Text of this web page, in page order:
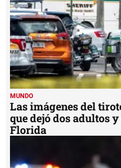
MUNDO
Las imágenes del
que dejó dos adultos
Florida